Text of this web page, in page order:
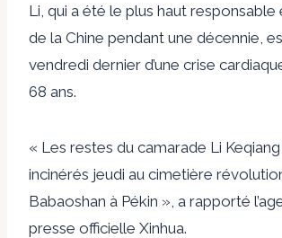
Li, qui a été le plus haut
de la Chine pendant une décennie,
vendredi dernier d’une crise
68 ans.
« Les restes du camarade Li
incinérés jeudi au cimetière
Babaoshan à Pékin », a rapporté
presse officielle Xinhua.